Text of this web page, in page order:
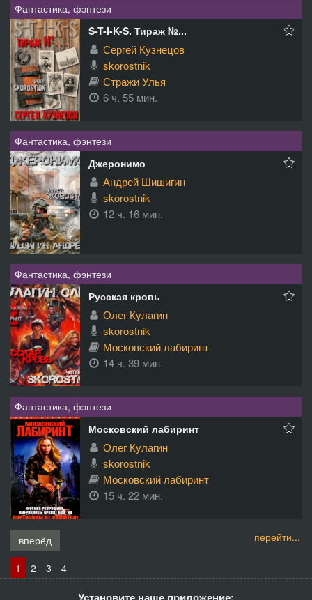
Фантастика, фэнтези
S-T-I-K-S. Тираж №...
Сергей Кузнецов
skorostnik
Стражи Улья
6 ч. 55 мин.
Фантастика, фэнтези
Джеронимо
Андрей Шишигин
skorostnik
12 ч. 16 мин.
Фантастика, фэнтези
Русская кровь
Олег Кулагин
skorostnik
Московский лабиринт
14 ч. 39 мин.
Фантастика, фэнтези
Московский лабиринт
Олег Кулагин
skorostnik
Московский лабиринт
15 ч. 22 мин.
перейти...
вперёд
1
2 3 4